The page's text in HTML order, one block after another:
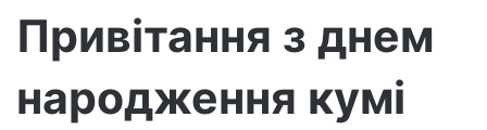
ш
і
т
Привітання з днем
народження кумі